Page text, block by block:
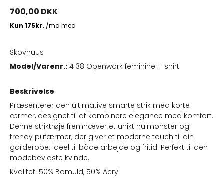
700,00 DKK
Skovhuus
Model/Varenr.: 4138 Openwork feminine T-shirt
Beskrivelse
Præsenterer den ultimative smarte strik med korte
ærmer, designet til at kombinere elegance med komfort.
Denne striktrøje fremhæver et unikt hulmønster og
trendy pufærmer, der giver et moderne touch til din
garderobe. Ideel til både arbejde og fritid. Perfekt til den
modebevidste kvinde.
Kvalitet: 50% Bomuld, 50% Acryl